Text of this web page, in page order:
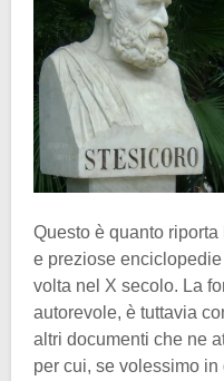
Questo è quanto riporta
e preziose
volta nel X secolo. La
autorevole, è tuttavia
altri documenti che ne
per cui, se volessimo